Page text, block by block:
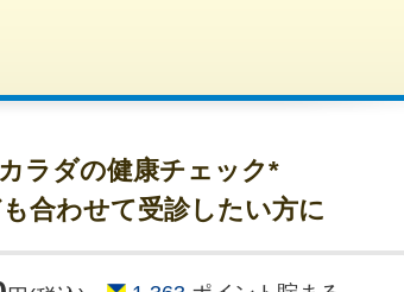
ラダの健康チェック*
合わせて受診したい方に